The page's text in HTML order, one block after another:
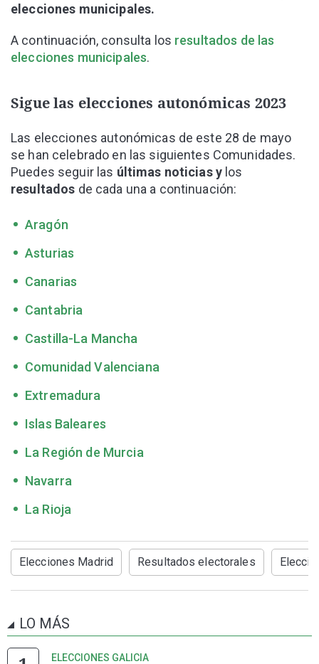
elecciones municipales.
A continuación, consulta los resultados de las
elecciones municipales.
Sigue las elecciones autonómicas 2023
Las elecciones autonómicas de este 28 de mayo
se han celebrado en las siguientes Comunidades.
Puedes seguir las últimas noticias y los
resultados de cada una a continuación:
Aragón
Asturias
Canarias
Cantabria
Castilla-La Mancha
Comunidad Valenciana
Extremadura
Islas Baleares
La Región de Murcia
Navarra
La Rioja
Elecciones Madrid Resultados electorales
LO MÁS
ELECCIONES GALICIA